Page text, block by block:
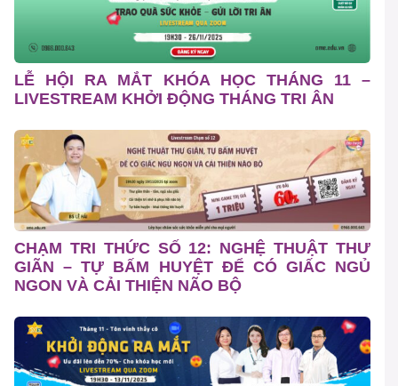
LỄ HỘI RA MẮT KHÓA HỌC THÁNG 11 –
LIVESTREAM KHỞI ĐỘNG THÁNG TRI ÂN
CHẠM TRI THỨC SỐ 12: NGHỆ THUẬT THƯ
GIÃN – TỰ BẤM HUYỆT ĐỂ CÓ GIẤC NGỦ
NGON VÀ CẢI THIỆN NÃO BỘ